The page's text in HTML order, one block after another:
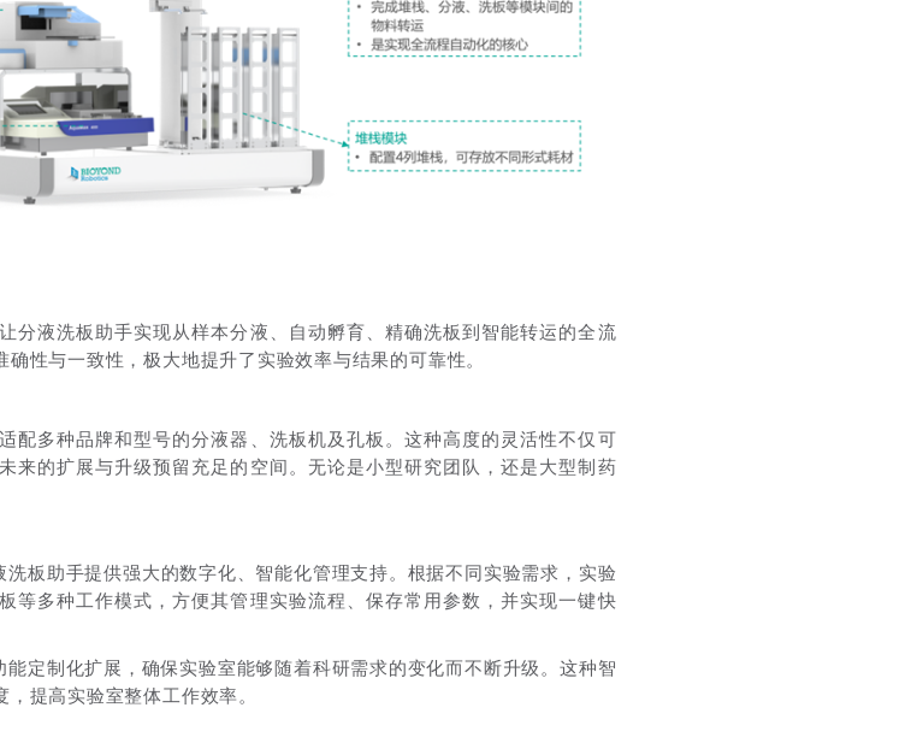
分液洗板助手实现从样本分液、自动孵育、精确洗板到智能转运的全流
性与一致性，极大地提升了实验效率与结果的可靠性。
配多种品牌和型号的分液器、洗板机及孔板。这种高度的灵活性不仅可
来的扩展与升级预留充足的空间。无论是小型研究团队，还是大型制药
洗板助手提供强大的数字化、智能化管理支持。根据不同实验需求，实验
等多种工作模式，方便其管理实验流程、保存常用参数，并实现一键快
能定制化扩展，确保实验室能够随着科研需求的变化而不断升级。这种智
提高实验室整体工作效率。